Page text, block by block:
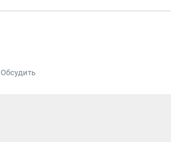
Обсудить